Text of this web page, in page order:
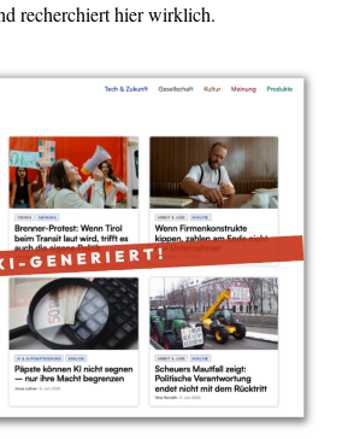
recherchiert hier wirklich.